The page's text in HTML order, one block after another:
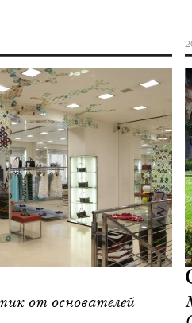
от основателей